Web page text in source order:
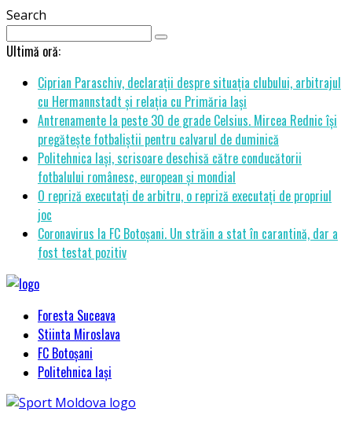
Search
Ultimă oră:
Ciprian Paraschiv, declarații despre situația clubului, arbitrajul
cu Hermannstadt și relația cu Primăria Iași
Antrenamente la peste 30 de grade Celsius. Mircea Rednic își
pregătește fotbaliștii pentru calvarul de duminică
Politehnica Iași, scrisoare deschisă către conducătorii
fotbalului românesc, european și mondial
O repriză executați de arbitru, o repriză executați de propriul
joc
Coronavirus la FC Botoșani. Un străin a stat în carantină, dar a
fost testat pozitiv
Foresta Suceava
Stiinta Miroslava
FC Botoșani
Politehnica Iași